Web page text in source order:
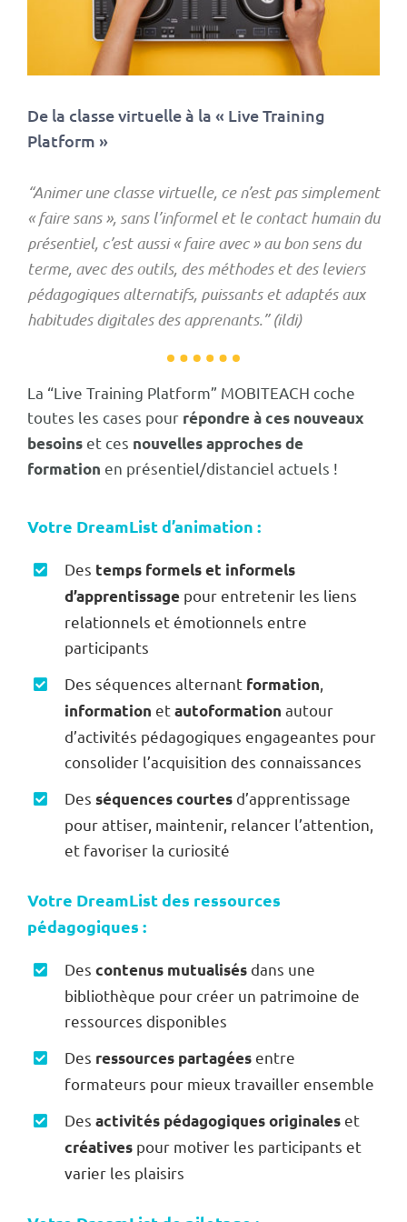
De la classe virtuelle à la « Live Training
Platform »
“Animer une classe virtuelle, ce n’est pas simplement
« faire sans », sans l’informel et le contact humain du
présentiel, c’est aussi « faire avec » au bon sens du
terme, avec des outils, des méthodes et des leviers
pédagogiques alternatifs, puissants et adaptés aux
habitudes digitales des apprenants.” (ildi)
La “Live Training Platform” MOBITEACH coche
toutes les cases pour répondre à ces nouveaux
besoinset ces nouvelles approches de
formation en présentiel/distanciel actuels !
Votre DreamList d’animation :
Des temps formels et informels
d’apprentissagepour entretenir les liens
relationnels et émotionnels entre
participants
Des séquences alternant formation,
information etautoformation autour
d’activités pédagogiques engageantes pour
consolider l’acquisition des connaissances
Des séquences courtesd’apprentissage
pour attiser, maintenir, relancer l’attention,
et favoriser la curiosité
Votre DreamList des ressources
pédagogiques :
Des contenus mutualisésdans une
bibliothèque pour créer un patrimoine de
ressources disponibles
Des ressources partagéesentre
formateurs pour mieux travailler ensemble
Des activités pédagogiques originaleset
créatives pour motiver les participants et
varier les plaisirs